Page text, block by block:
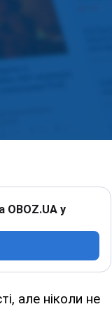
OBOZ.UA у
але ніколи не